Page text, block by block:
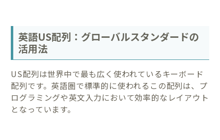
英語US配列：グローバルスタンダードの
活用法
US配列は世界中で最も広く使われているキーボード
配列です。英語圏で標準的に使われるこの配列は、プ
ログラミングや英文入力において効率的なレイアウト
となっています。